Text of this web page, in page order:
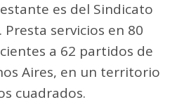
es del Sindicato
servicios en 80
a 62 partidos de
Aires, en un territorio
cuadrados.